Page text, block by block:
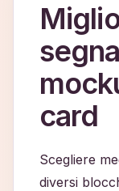
card
Scegliere
diversi